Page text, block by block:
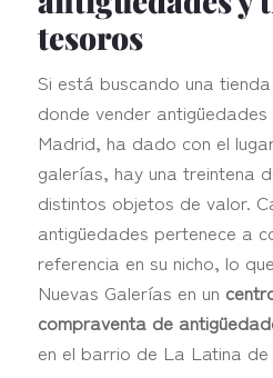
tesoros
Si está buscando una
donde vender
Madrid, ha dado con el
galerías, hay una treintena
distintos objetos de valor.
antigüedades pertenece a
referencia en su nicho, lo
Nuevas Galerías en un
compraventa de
en el barrio de La Latina